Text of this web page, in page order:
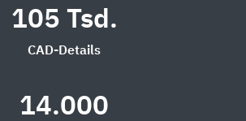
105 Tsd.
CAD-Details
14.000